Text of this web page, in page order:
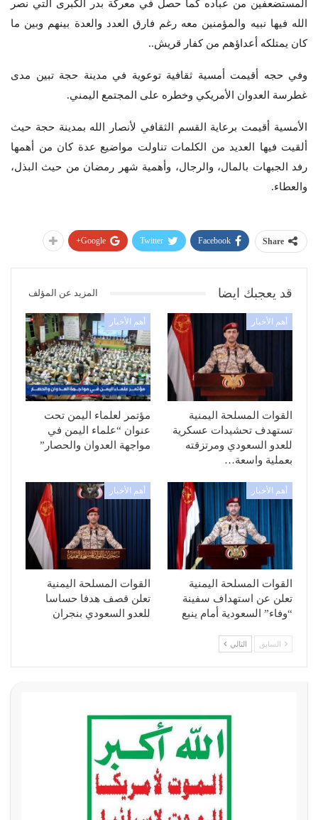
المستضعفين من عباده كما حصل في معركة بدر الكبرى التي نصر
الله فيها نبيه والمؤمنين معه رغم فارق العدد والعدة بينهم وبين ما
كان يمتلكه أعداؤهم من كفار قريش..
وفي حجه أقيمت أمسية ثقافية توعوية في مدينة حجة تبين مدى
غطرسة العدوان الأمريكي وخطره على المجتمع اليمني.
الأمسية أقيمت برعاية القسم الثقافي لأنصار الله بمدينة حجة حيث
ألقيت فيها العديد من الكلمات تناولت مواضيع عدة كان من أهمها
رفد الجبهات بالمال، والرجال، وأهمية شهر رمضان من حيث البذل،
والعطاء.
Share
Facebook
Twitter
Google+
قد يعجبك ايضا المزيد عن المؤلف
أهم الأخبار
القوات المسلحة اليمنية
تستهدف تحشيدات عسكرية
للعدو السعودي ومرتزقته
بعملية واسعة…
أهم الأخبار
مؤتمر لعلماء اليمن تحت
عنوان “علماء اليمن في
مواجهة العدوان والحصار”
أهم الأخبار
القوات المسلحة اليمنية
تعلن عن استهداف سفينة
“وفاء” السعودية أمام ينبع
أهم الأخبار
القوات المسلحة اليمنية
تعلن قصف هدفا حساسا
للعدو السعودي بنجران
السابق التالي